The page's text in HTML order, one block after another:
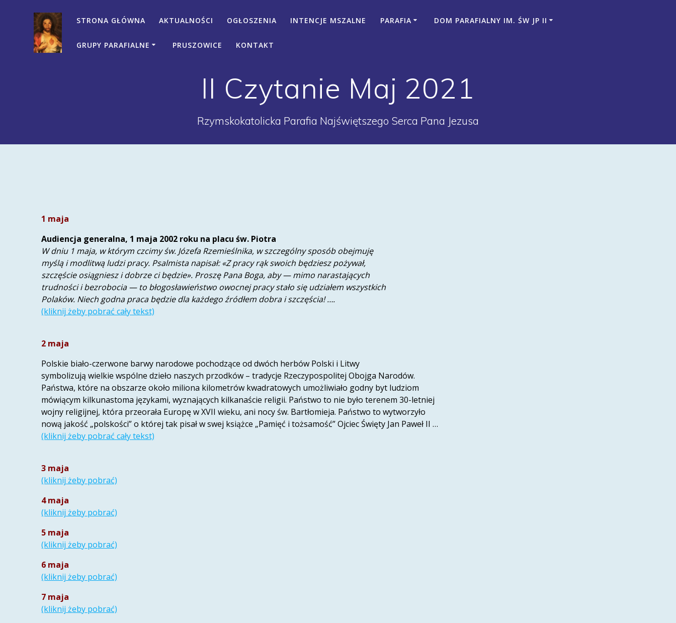
STRONA GŁÓWNA AKTUALNOŚCI OGŁOSZENIA INTENCJE MSZALNE PARAFIA DOM PARAFIALNY IM. ŚW JP II
GRUPY PARAFIALNE PRUSZOWICE KONTAKT
II Czytanie Maj 2021
Rzymskokatolicka Parafia Najświętszego Serca Pana Jezusa
1 maja
Audiencja generalna, 1 maja 2002 roku na placu św. Piotra
W dniu 1 maja, w którym czcimy św. Józefa Rzemieślnika, w szczególny sposób obejmuję
myślą i modlitwą ludzi pracy. Psalmista napisał: «Z pracy rąk swoich będziesz pożywał,
szczęście osiągniesz i dobrze ci będzie». Proszę Pana Boga, aby — mimo narastających
trudności i bezrobocia — to błogosławieństwo owocnej pracy stało się udziałem wszystkich
Polaków. Niech godna praca będzie dla każdego źródłem dobra i szczęścia! ….
(kliknij żeby pobrać cały tekst)
2 maja
Polskie biało-czerwone barwy narodowe pochodzące od dwóch herbów Polski i Litwy
symbolizują wielkie wspólne dzieło naszych przodków – tradycje Rzeczypospolitej Obojga Narodów.
Państwa, które na obszarze około miliona kilometrów kwadratowych umożliwiało godny byt ludziom
mówiącym kilkunastoma językami, wyznających kilkanaście religii. Państwo to nie było terenem 30-letniej
wojny religijnej, która przeorała Europę w XVII wieku, ani nocy św. Bartłomieja. Państwo to wytworzyło
nową jakość „polskości” o której tak pisał w swej książce „Pamięć i tożsamość” Ojciec Święty Jan Paweł II …
(kliknij żeby pobrać cały tekst)
3 maja
(kliknij żeby pobrać)
4 maja
(kliknij żeby pobrać)
5 maja
(kliknij żeby pobrać)
6 maja
(kliknij żeby pobrać)
7 maja
(kliknij żeby pobrać)